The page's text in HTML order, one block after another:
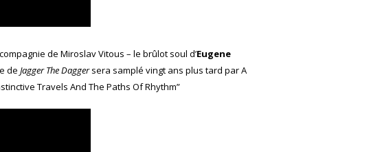
de Miroslav Vitous – le brûlot soul d’Eugene
de Jagger The Daggersera samplé vingt ans plus tard par A
Travels And The Paths Of Rhythm”